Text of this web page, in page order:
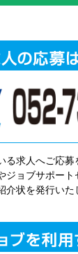
る求人へご応募
ジョブサポート
介状を発行いた